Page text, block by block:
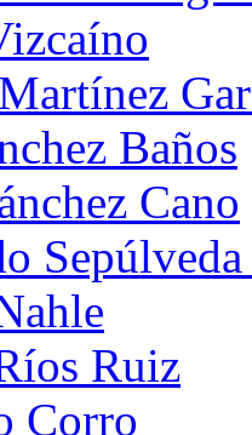
Baños
Cano
Ruiz
Corro